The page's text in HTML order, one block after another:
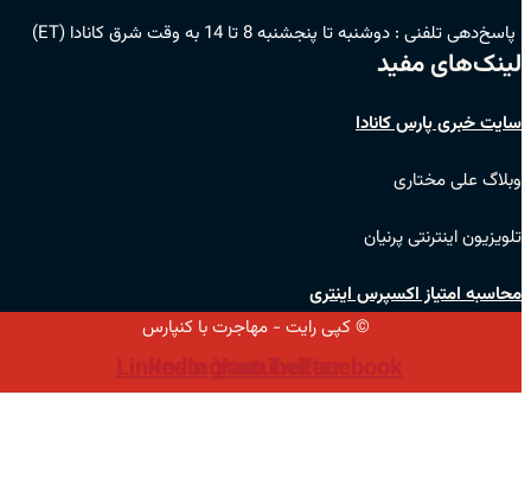
پاسخ‌دهی تلفنی : دوشنبه تا پنجشنبه 8 تا 14 به وقت شرق کانادا (ET)
لینک‌های مفید
سایت خبری پارس کانادا
وبلاگ علی مختاری
تلویزیون اینترنتی پرنیان
محاسبه امتیاز اکسپرس اینتری
© کپی رایت - مهاجرت با کنپارس